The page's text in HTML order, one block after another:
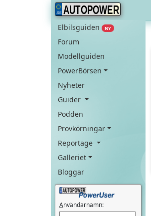
AUTOPOWER
Elbilsguiden
NY
Forum
Modellguiden
PowerBörsen
Nyheter
Guider
Podden
Provkörningar
Reportage
Galleriet
Bloggar
Användarnamn: